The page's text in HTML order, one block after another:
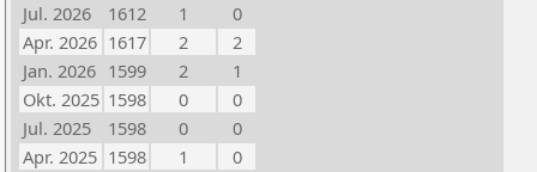
Jul. 2026
1612 1
0
Apr. 2026 1617 2
2
Jan. 2026 1599 2
1
Okt. 2025 1598 0
0
Jul. 2025
1598 0
0
Apr. 2025 1598 1
0